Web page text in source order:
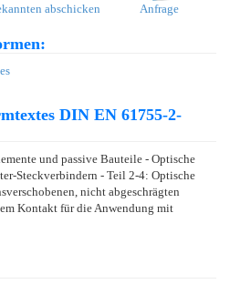
abschicken Anfrage
DIN EN 61755-2-
und passive Bauteile - Optische
Steckverbindern - Teil 2-4: Optische
nicht abgeschrägten
Kontakt für die Anwendung mit